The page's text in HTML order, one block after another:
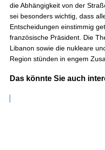
die Abhängigkeit von der
sei besonders wichtig, dass
Entscheidungen einstimmig
französische Präsident. Die
Libanon sowie die nukleare
Region stünden in engem
Das könnte Sie auch